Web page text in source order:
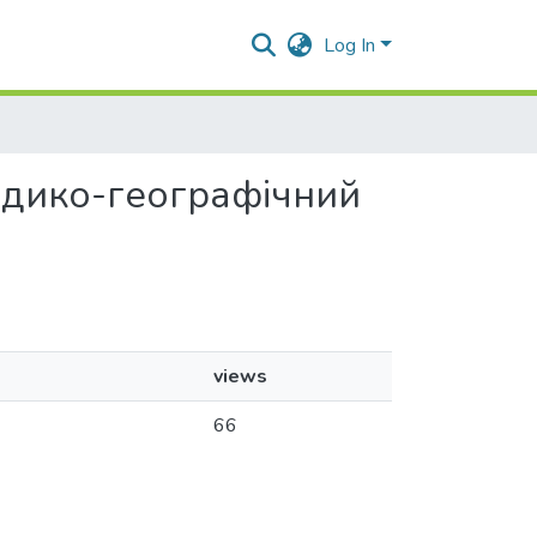
Log In
географічний
views
66